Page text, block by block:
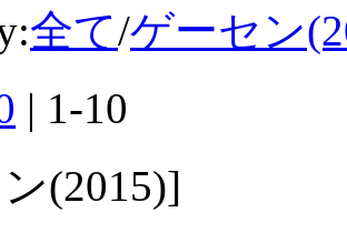
全て/ゲーセン
| 1-10
(2015)]